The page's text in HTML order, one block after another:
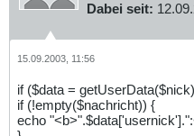
Dabei seit:
15.09.2003, 11:56
if ($data =
if (!empty($nachricht)) {
echo